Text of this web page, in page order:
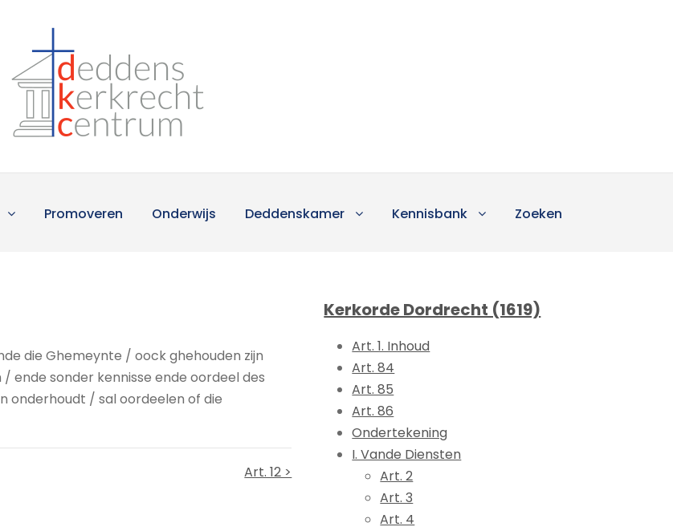
Promoveren Onderwijs Deddenskamer Kennisbank Zoeken
die Ghemeynte / oock ghehouden zijn
ende sonder kennisse ende oordeel des
onderhoudt / sal oordeelen of die
Art. 12 >
Kerkorde Dordrecht (1619)
Art. 1. Inhoud
Art. 84
Art. 85
Art. 86
Ondertekening
I. Vande Diensten
Art. 2
Art. 3
Art. 4